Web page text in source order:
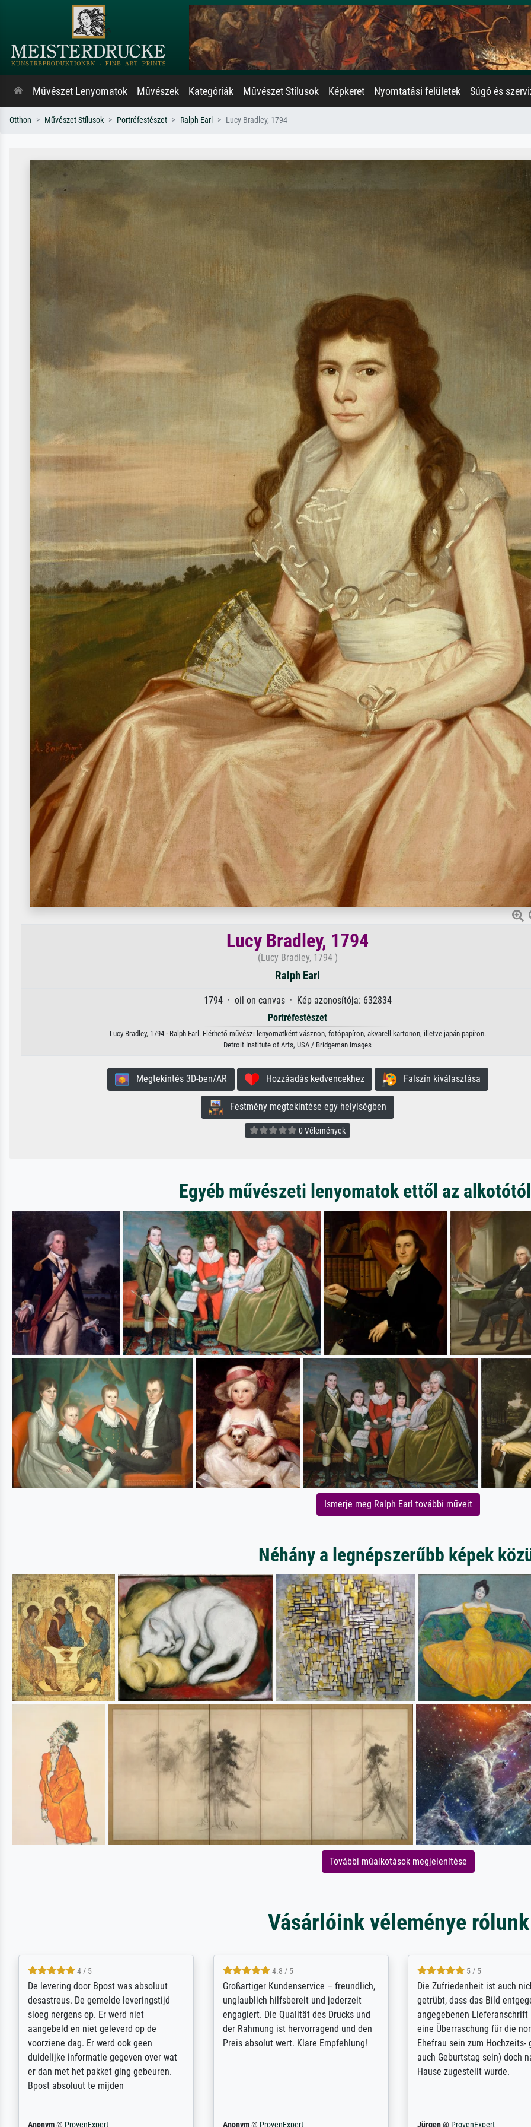
Művészet Lenyomatok Művészek Kategóriák Művészet Stílusok Képkeret Nyomtatási felületek Súgó és
Otthon Művészet Stílusok Portréfestészet Ralph Earl Lucy Bradley, 1794
Lucy Bradley, 1794
(Lucy Bradley, 1794 )
Ralph Earl
1794 · oil on canvas · Kép azonosítója: 632834
Portréfestészet
Lucy Bradley, 1794 · Ralph Earl. Elérhető művészi lenyomatként vásznon, fotópapíron, akvarell kartonon, illetve japán papíron.
Detroit Institute of Arts, USA / Bridgeman Images
Megtekintés 3D-ben/AR Hozzáadás kedvencekhez Falszín kiválasztása
Festmény megtekintése egy helyiségben
0 Vélemények
Egyéb művészeti lenyomatok ettől az
Ismerje meg Ralph Earl további műveit
Néhány a legnépszerűbb képek
További műalkotások megjelenítése
Vásárlóink véleménye rólunk
5 / 5
Sehr gute Qualität des Leinwanddrucks
und des Rahmens! Unser Bild wurde
sehr sorgfältig und sicher verpackt, so
dass es unbeschadet bei uns ankam. Es
wird nicht unser letzter Meisterdruck
sein. Vielen Dank!
5 / 5
Für ein Erinnerungsbuch mit der
Feldpost meines Großvaters aus dem 1.
Weltkrieg benötigte ich ein
ausdrucksvolles Bild. Das habe ich bei
Ihnen gefunden. Bei der Auswahl der
weiter. Vielen ...
4.8 / 5
Hervorragende Qualität.
vieles anpassen lassen, wie
Randentfernung, Farbe,
Kontrast und Weiteres. Sehr
Kontaktperson per Mail. Das
Kunstdruck) wurde sehr gut
sehr starke Papprolle mit